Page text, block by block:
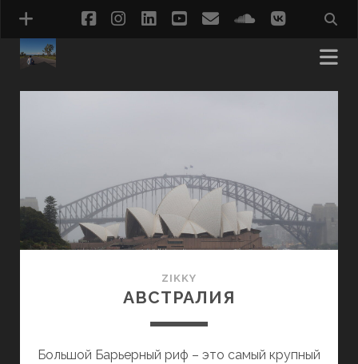
facebookinstagram
linkedinyoutube
emailsoundcloud
vk
ZIKKY
АВСТРАЛИЯ
Большой Барьерный риф – это самый крупный